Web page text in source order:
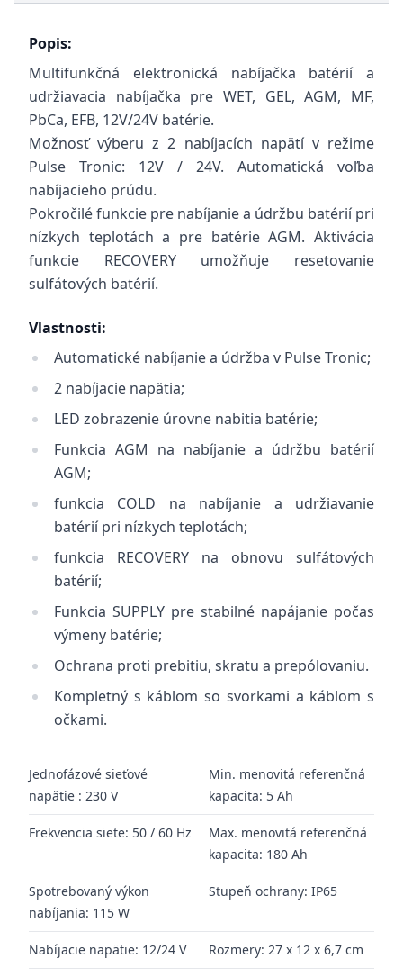
Popis:
Multifunkčná elektronická nabíjačka batérií a
udržiavacia nabíjačka pre WET, GEL, AGM, MF,
PbCa, EFB, 12V/24V batérie.
Možnosť výberu z 2 nabíjacích napätí v režime
Pulse Tronic: 12V / 24V. Automatická voľba
nabíjacieho prúdu.
Pokročilé funkcie pre nabíjanie a údržbu batérií pri
nízkych teplotách a pre batérie AGM. Aktivácia
funkcie RECOVERY umožňuje resetovanie
sulfátových batérií.
Vlastnosti:
Automatické nabíjanie a údržba v Pulse Tronic;
2 nabíjacie napätia;
LED zobrazenie úrovne nabitia batérie;
Funkcia AGM na nabíjanie a údržbu batérií
AGM;
funkcia COLD na nabíjanie a udržiavanie
batérií pri nízkych teplotách;
funkcia RECOVERY na obnovu sulfátových
batérií;
Funkcia SUPPLY pre stabilné napájanie počas
výmeny batérie;
Ochrana proti prebitiu, skratu a prepólovaniu.
Kompletný s káblom so svorkami a káblom s
očkami.
Jednofázové sieťové
napätie : 230 V
Min. menovitá referenčná
kapacita: 5 Ah
Frekvencia siete: 50 / 60 Hz
Max. menovitá referenčná
kapacita: 180 Ah
Spotrebovaný výkon
nabíjania: 115 W
Stupeň ochrany: IP65
Nabíjacie napätie: 12/24 V Rozmery: 27 x 12 x 6,7 cm